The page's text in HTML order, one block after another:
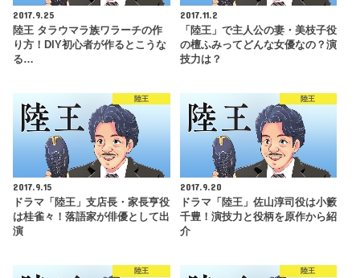
2017.9.25
陸王 タラウマラ族ワラーチの作
り方！DIY初心者が作るとこうな
る…
2017.11.2
「陸王」で主人公の妻・美枝子役
の檀ふみってどんな女優なの？演
技力は？
陸王
2017.9.15
ドラマ「陸王」支店長・家長亨役
は桂雀々！落語家が俳優として出
演
陸王
2017.9.20
ドラマ「陸王」佐山淳司役は小籔
千豊！演技力と役柄を原作から紹
介
陸王 陸王